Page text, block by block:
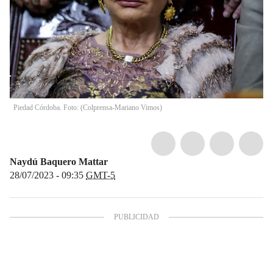
Piedad Córdoba. Foto: (Colprensa-Mariano Vimos)
Naydú Baquero Mattar
28/07/2023 - 09:35 GMT-5